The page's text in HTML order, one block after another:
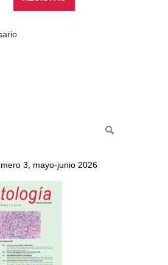
3, mayo-junio 2026